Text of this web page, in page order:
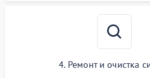
4. Ремонт и очистка